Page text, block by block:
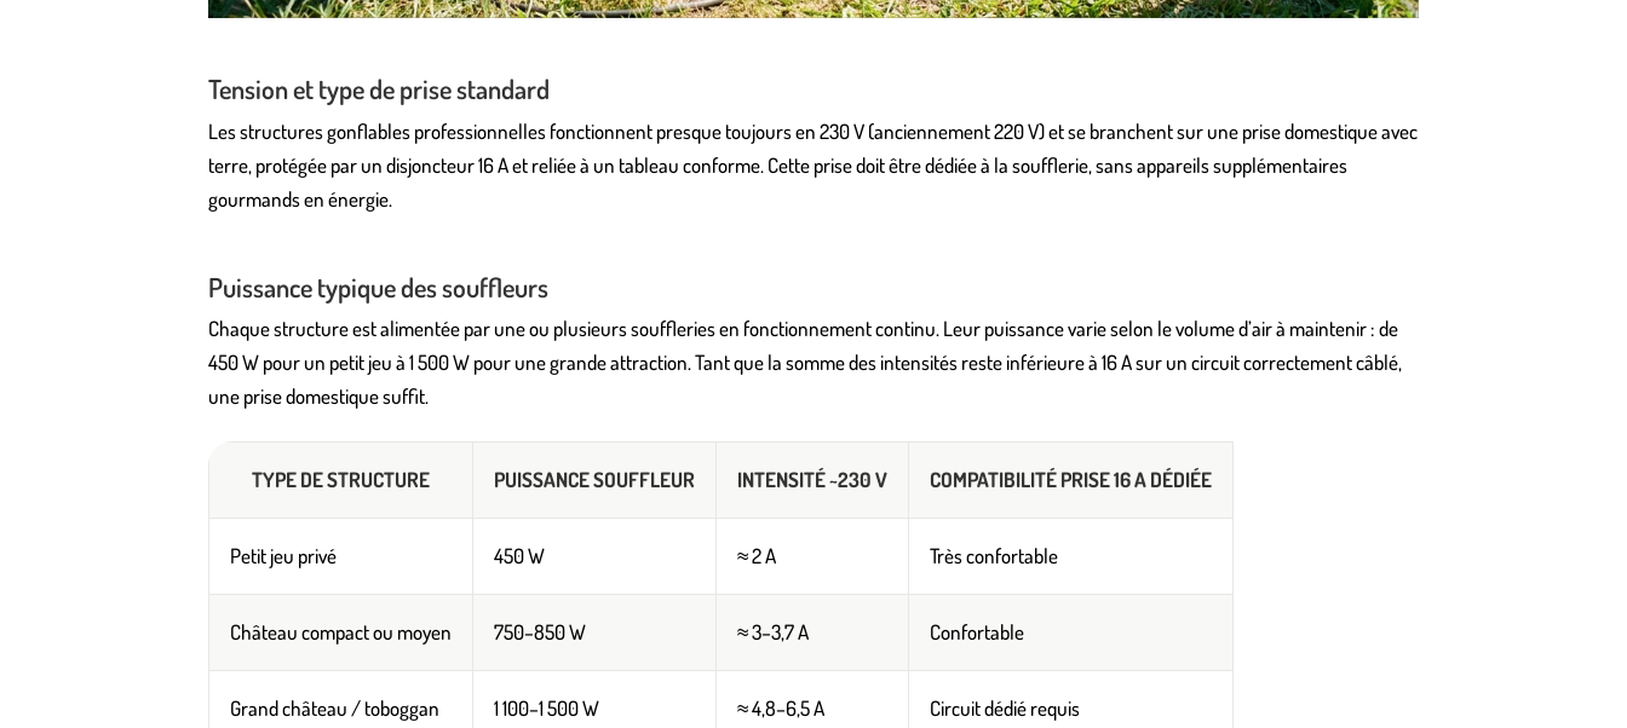
Tension et type de prise standard
Les structures gonflables professionnelles fonctionnent presque toujours en 230 V (anciennement 220 V) et se branchent sur une prise domestique avec
terre, protégée par un disjoncteur 16 A et reliée à un tableau conforme. Cette prise doit être dédiée à la soufflerie, sans appareils supplémentaires
gourmands en énergie.
Puissance typique des souffleurs
Chaque structure est alimentée par une ou plusieurs souffleries en fonctionnement continu. Leur puissance varie selon le volume d’air à maintenir : de
450 W pour un petit jeu à 1 500 W pour une grande attraction. Tant que la somme des intensités reste inférieure à 16 A sur un circuit correctement câblé,
une prise domestique suffit.
TYPE DE STRUCTURE PUISSANCE SOUFFLEUR INTENSITÉ ~230 V COMPATIBILITÉ PRISE 16 A DÉDIÉE
Petit jeu privé 450 W ≈ 2 A Très confortable
Château compact ou moyen 750–850 W ≈ 3–3,7 A Confortable
Grand château / toboggan 1 100–1 500 W ≈ 4,8–6,5 A Circuit dédié requis